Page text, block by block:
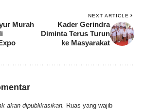
Murah
NEXT ARTICLE
Kader Gerindra
Diminta Terus Turun
ke Masyarakat
akan dipublikasikan. Ruas yang wajib